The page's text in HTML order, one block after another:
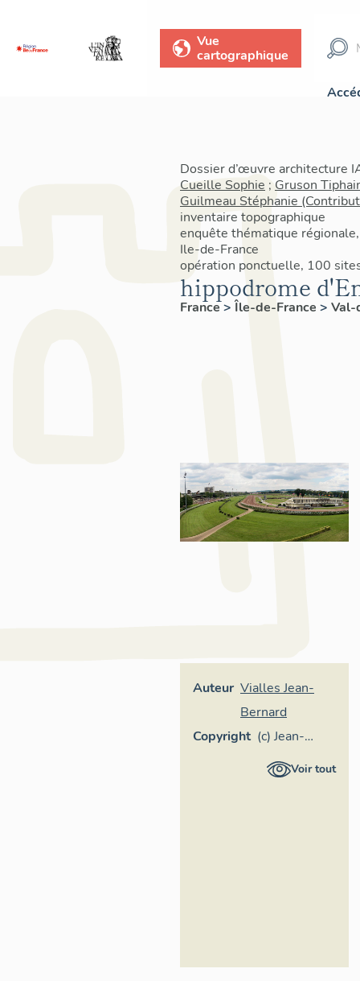
Vue
cartographique
Dossier d’œuvre architecture
Cueille Sophie ; Gruson
Guilmeau Stéphanie
inventaire topographique
enquête thématique
Ile-de-France
opération ponctuelle, 100
hippodrome
France> Île-de-France >
Auteur Vialles Jean-
Bernard
Copyright (c) Jean-
BernardVoir tout